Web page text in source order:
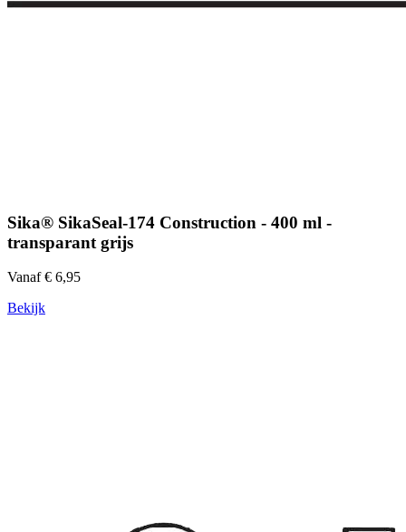
Sika® SikaSeal-174 Construction - 400 ml -
transparant grijs
Vanaf € 6,95
Bekijk